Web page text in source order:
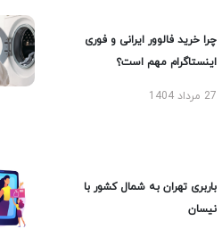
چرا خرید فالوور ایرانی و فوری
اینستاگرام مهم است؟
27 مرداد 1404
باربری تهران به شمال کشور با
نیسان